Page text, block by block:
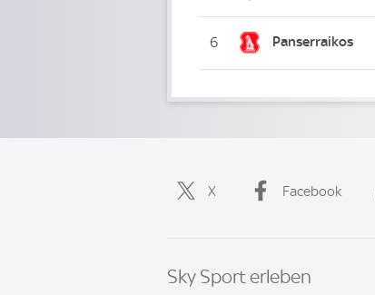
6 Panserraikos
X Facebook
Sky Sport erleben